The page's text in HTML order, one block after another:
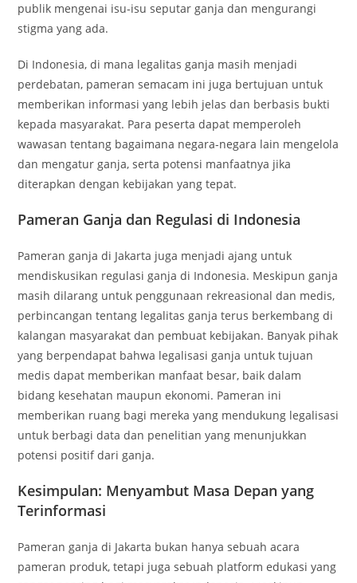
publik mengenai isu-isu seputar ganja dan mengurangi
stigma yang ada.
Di Indonesia, di mana legalitas ganja masih menjadi
perdebatan, pameran semacam ini juga bertujuan untuk
memberikan informasi yang lebih jelas dan berbasis bukti
kepada masyarakat. Para peserta dapat memperoleh
wawasan tentang bagaimana negara-negara lain mengelola
dan mengatur ganja, serta potensi manfaatnya jika
diterapkan dengan kebijakan yang tepat.
Pameran Ganja dan Regulasi di Indonesia
Pameran ganja di Jakarta juga menjadi ajang untuk
mendiskusikan regulasi ganja di Indonesia. Meskipun ganja
masih dilarang untuk penggunaan rekreasional dan medis,
perbincangan tentang legalitas ganja terus berkembang di
kalangan masyarakat dan pembuat kebijakan. Banyak pihak
yang berpendapat bahwa legalisasi ganja untuk tujuan
medis dapat memberikan manfaat besar, baik dalam
bidang kesehatan maupun ekonomi. Pameran ini
memberikan ruang bagi mereka yang mendukung legalisasi
untuk berbagi data dan penelitian yang menunjukkan
potensi positif dari ganja.
Kesimpulan: Menyambut Masa Depan yang
Terinformasi
Pameran ganja di Jakarta bukan hanya sebuah acara
pameran produk, tetapi juga sebuah platform edukasi yang